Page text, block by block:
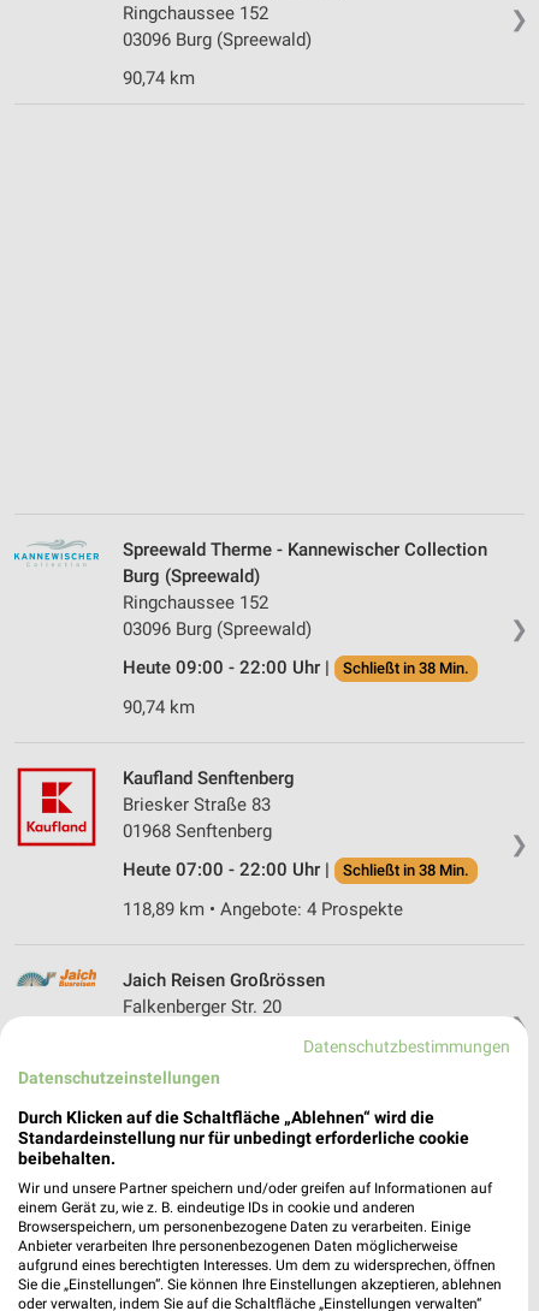
❯
Ringchaussee 152
03096 Burg (Spreewald)
90,74 km
❯
Spreewald Therme - Kannewischer Collection
Burg (Spreewald)
Ringchaussee 152
03096 Burg (Spreewald)
Heute 09:00 - 22:00 Uhr |
Schließt in 38 Min.
90,74 km
❯
Kaufland Senftenberg
Briesker Straße 83
01968 Senftenberg
Heute 07:00 - 22:00 Uhr |
Schließt in 38 Min.
118,89 km • Angebote: 4 Prospekte
❯
Jaich Reisen Großrössen
Falkenberger Str. 20
99,23 km
Filmnächte Schwarzkollm Hoyerswerda
02977 Hoyerswerda
131,64 km
Tourismus Marketing Gesellschaft Sachsen
Datenschutzbestimmungen
Datenschutzeinstellungen
Durch Klicken auf die Schaltfläche „Ablehnen“ wird die
Standardeinstellung nur für unbedingt erforderliche cookie
beibehalten.
Wir und unsere Partner speichern und/oder greifen auf Informationen auf
einem Gerät zu, wie z. B. eindeutige IDs in cookie und anderen
Browserspeichern, um personenbezogene Daten zu verarbeiten. Einige
Anbieter verarbeiten Ihre personenbezogenen Daten möglicherweise
aufgrund eines berechtigten Interesses. Um dem zu widersprechen, öffnen
Sie die „Einstellungen“. Sie können Ihre Einstellungen akzeptieren, ablehnen
oder verwalten, indem Sie auf die Schaltfläche „Einstellungen verwalten“